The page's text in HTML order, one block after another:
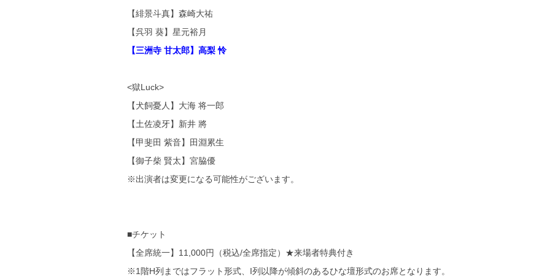
【緋景斗真】森崎大祐
【呉羽 葵】星元裕月
【三洲寺 甘太郎】高梨 怜
<獄Luck>
【犬飼憂人】大海 将一郎
【土佐凌牙】新井 將
【甲斐田 紫音】田淵累生
【御子柴 賢太】宮脇優
※出演者は変更になる可能性がございます。
■チケット
【全席統一】11,000円（税込/全席指定）★来場者特典付き
※1階H列まではフラット形式、I列以降が傾斜のあるひな壇形式のお席となります。